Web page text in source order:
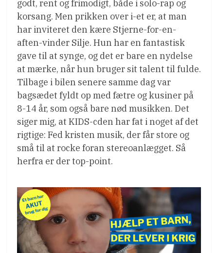
godt, rent og frimodigt, både i solo-rap og
korsang. Men prikken over i-et er, at man
har inviteret den kære Stjerne-for-en-
aften-vinder Silje. Hun har en fantastisk
gave til at synge, og det er bare en nydelse
at mærke, når hun bruger sit talent til fulde.
Tilbage i bilen senere samme dag var
bagsædet fyldt op med fætre og kusiner på
8-14 år, som også bare nød musikken. Det
siger mig, at KIDS-cden har fat i noget af det
rigtige: Fed kristen musik, der får store og
små til at rocke foran stereoanlægget. Så
herfra er der top-point.